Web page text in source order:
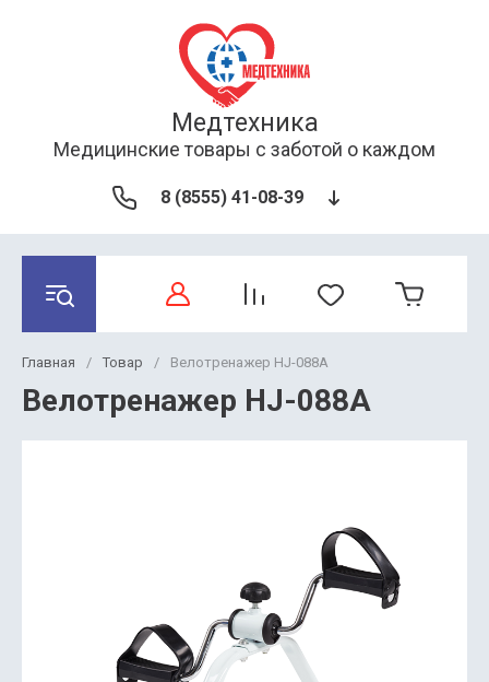
Медтехника
Медицинские товары с заботой о каждом
8 (8555) 41-08-39
Главная / Товар / Велотренажер HJ-088A
Велотренажер HJ-088A